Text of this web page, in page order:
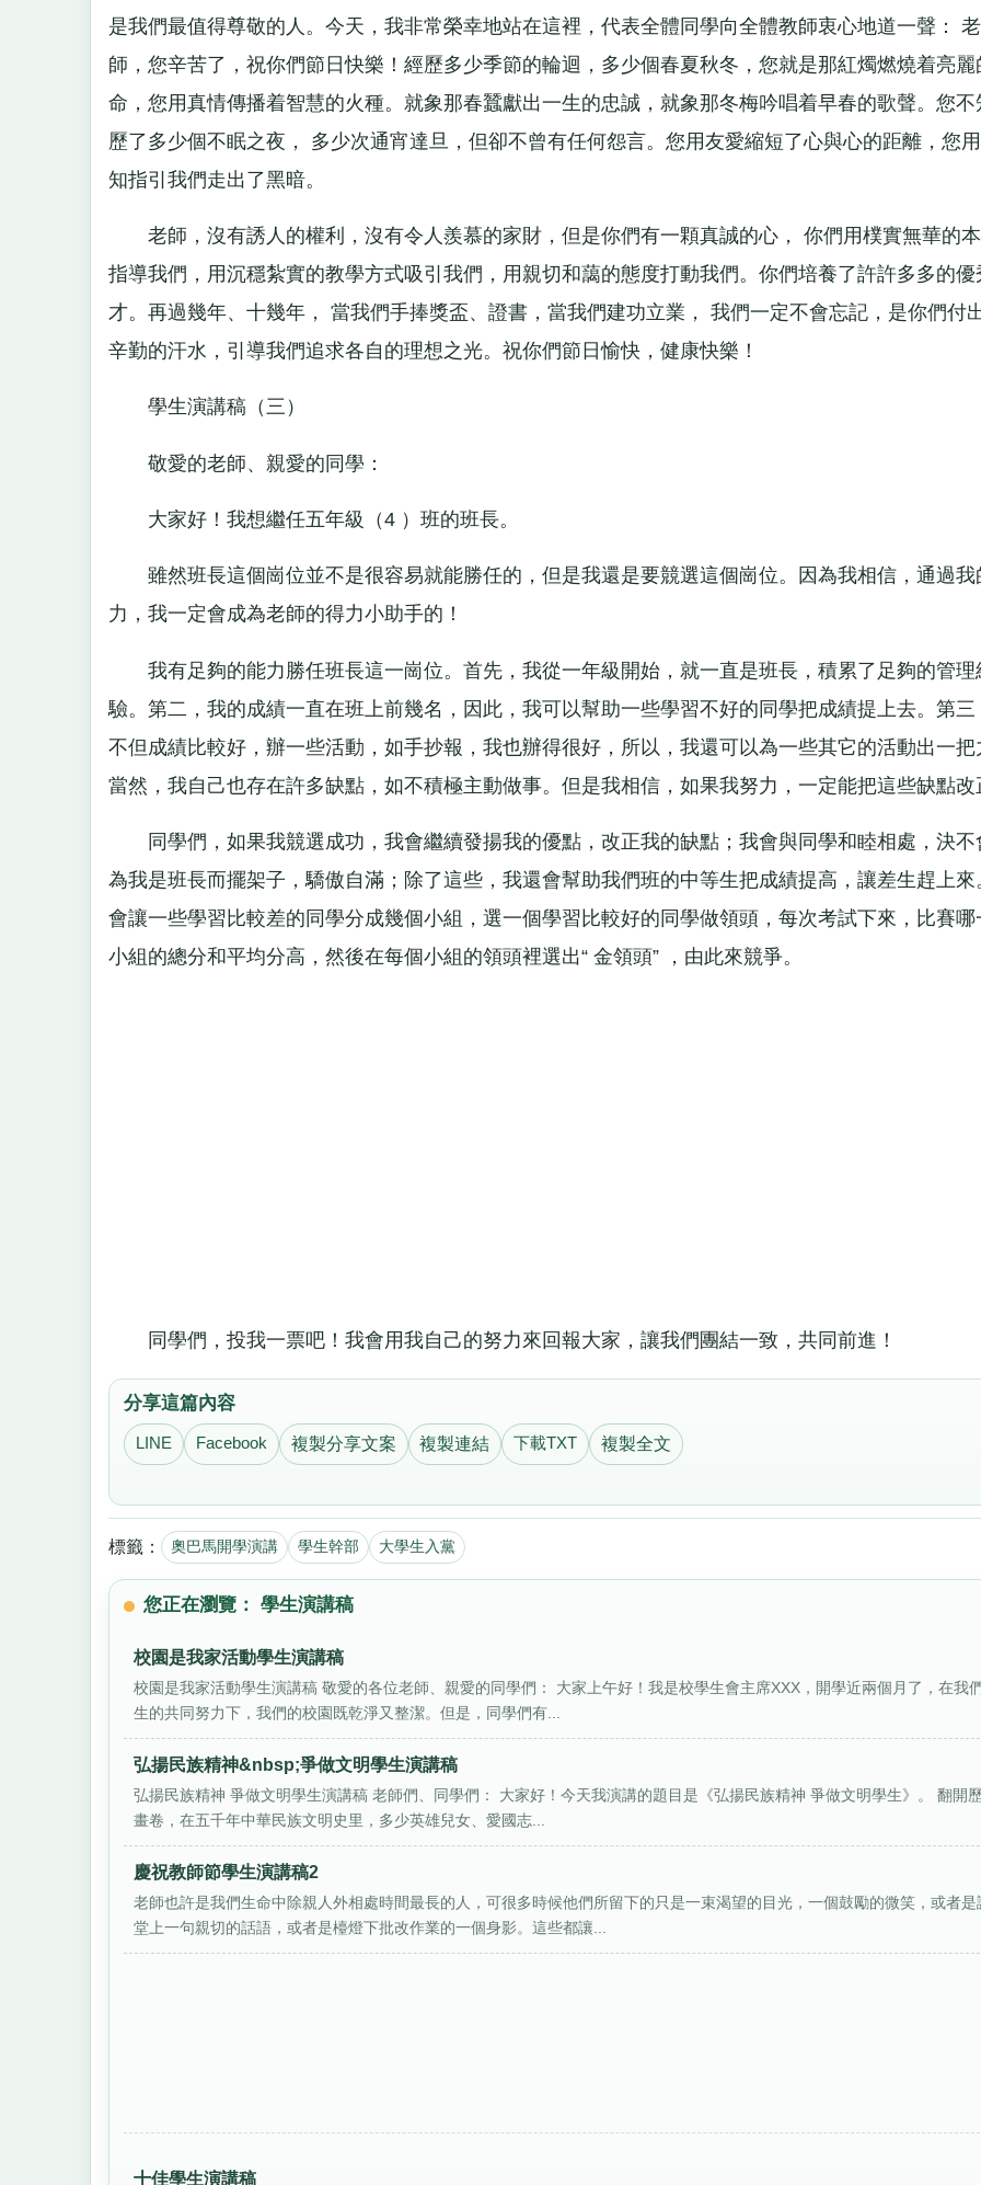
是我們最值得尊敬的人。今天，我非常榮幸地站在這裡，代表全體同學向全體教師衷心地道一聲： 老
師，您辛苦了，祝你們節日快樂！經歷多少季節的輪迴，多少個春夏秋冬，您就是那紅燭燃燒着亮麗
命，您用真情傳播着智慧的火種。就象那春蠶獻出一生的忠誠，就象那冬梅吟唱着早春的歌聲。您不
歷了多少個不眠之夜， 多少次通宵達旦，但卻不曾有任何怨言。您用友愛縮短了心與心的距離，您
知指引我們走出了黑暗。
老師，沒有誘人的權利，沒有令人羨慕的家財，但是你們有一顆真誠的心， 你們用樸實無華的
指導我們，用沉穩紮實的教學方式吸引我們，用親切和藹的態度打動我們。你們培養了許許多多的優
才。再過幾年、十幾年， 當我們手捧獎盃、證書，當我們建功立業， 我們一定不會忘記，是你們付
辛勤的汗水，引導我們追求各自的理想之光。祝你們節日愉快，健康快樂！
學生演講稿（三）
敬愛的老師、親愛的同學：
大家好！我想繼任五年級（4 ）班的班長。
雖然班長這個崗位並不是很容易就能勝任的，但是我還是要競選這個崗位。因為我相信，通過我
力，我一定會成為老師的得力小助手的！
我有足夠的能力勝任班長這一崗位。首先，我從一年級開始，就一直是班長，積累了足夠的管理
驗。第二，我的成績一直在班上前幾名，因此，我可以幫助一些學習不好的同學把成績提上去。第三
不但成績比較好，辦一些活動，如手抄報，我也辦得很好，所以，我還可以為一些其它的活動出一把
當然，我自己也存在許多缺點，如不積極主動做事。但是我相信，如果我努力，一定能把這些缺點改
同學們，如果我競選成功，我會繼續發揚我的優點，改正我的缺點；我會與同學和睦相處，決不
為我是班長而擺架子，驕傲自滿；除了這些，我還會幫助我們班的中等生把成績提高，讓差生趕上來
會讓一些學習比較差的同學分成幾個小組，選一個學習比較好的同學做領頭，每次考試下來，比賽哪
小組的總分和平均分高，然後在每個小組的領頭裡選出“ 金領頭” ，由此來競爭。
同學們，投我一票吧！我會用我自己的努力來回報大家，讓我們團結一致，共同前進！
分享這篇內容
LINE Facebook 複製分享文案 複製連結 下載TXT 複製全文
標籤： 奧巴馬開學演講 學生幹部 大學生入黨
您正在瀏覽： 學生演講稿
校園是我家活動學生演講稿
校園是我家活動學生演講稿 敬愛的各位老師、親愛的同學們： 大家上午好！我是校學生會主席XXX，開學近兩個月了，在我
生的共同努力下，我們的校園既乾淨又整潔。但是，同學們有...
弘揚民族精神&nbsp;爭做文明學生演講稿
弘揚民族精神 爭做文明學生演講稿 老師們、同學們： 大家好！今天我演講的題目是《弘揚民族精神 爭做文明學生》。 翻開
畫卷，在五千年中華民族文明史里，多少英雄兒女、愛國志...
慶祝教師節學生演講稿2
老師也許是我們生命中除親人外相處時間最長的人，可很多時候他們所留下的只是一束渴望的目光，一個鼓勵的微笑，或者是
堂上一句親切的話語，或者是檯燈下批改作業的一個身影。這些都讓...
十佳學生演講稿